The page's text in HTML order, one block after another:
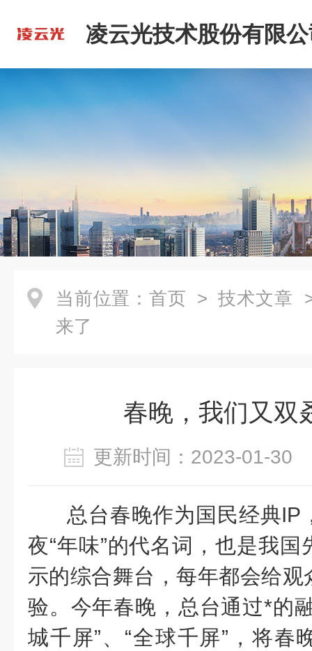
凌云光技术股份有限
当前位置： 首页 > 技术文章
来了
春晚，我们又双
更新时间：2023-01-
总台春晚作为国民经典IP
夜“年味”的代名词，也是我
示的综合舞台，每年都会给
验。今年春晚，总台通过*的
城千屏”、“全球千屏”，将春